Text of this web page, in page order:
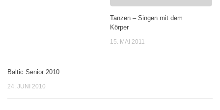
Baltic Senior 2010
24. JUNI 2010
Tanzen – Singen mit dem
Körper
15. MAI 2011